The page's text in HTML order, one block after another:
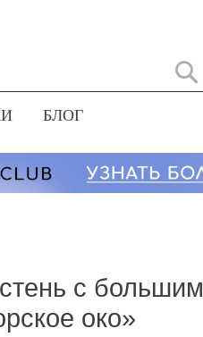
БЛОГ
с большим
око»